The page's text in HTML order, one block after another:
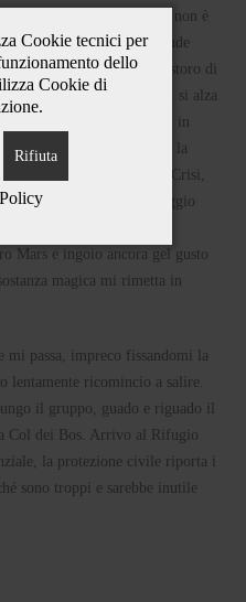
Forcella Lerosa. La salita non è
è buono e il fisico risponde
a perdifiato verso il ristoro di
decidono di ritirarsi, si alza
Procedo con due romani in
è molto impegnativa e per la
gli ordini della testa. Crisi,
da fregarsene del paesaggio
temporale che si sta per
Mars e ingoio ancora gel gusto
magica mi rimetta in
mi passa, impreco fissandomi la
lentamente ricomincio a salire.
il gruppo, guado e riguado il
Col dei Bos. Arrivo al Rifugio
la protezione civile riporta i
sono troppi e sarebbe inutile
Cookie tecnici per
dello
Cookie di
Rifiuta